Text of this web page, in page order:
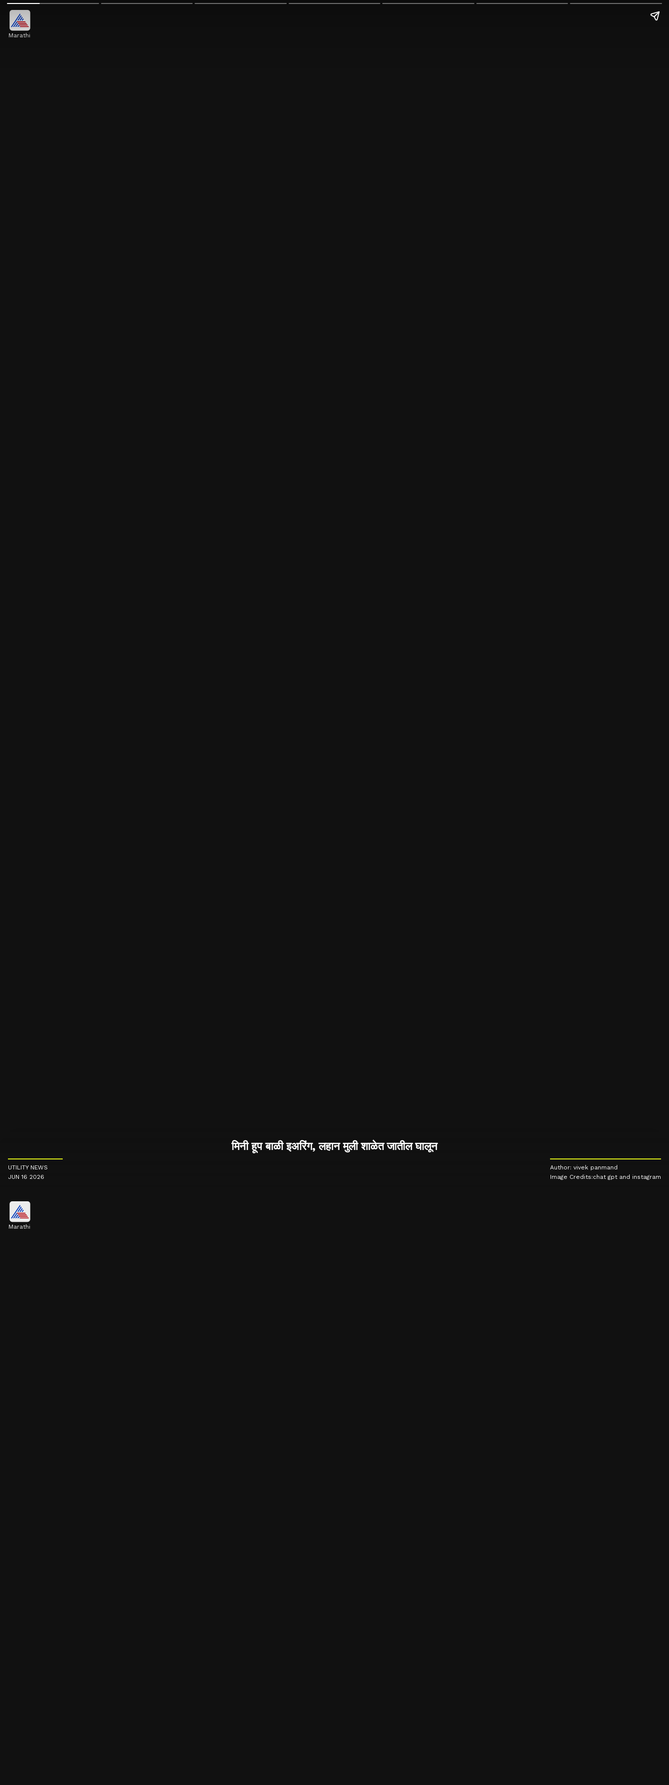
Marathi
मिनी हूप बाळी इअरिंग, लहान मुली शाळेत जातील घालून
UTILITY NEWS
JUN 16 2026
Author: vivek panmand
Image Credits:chat gpt and instagram
Marathi